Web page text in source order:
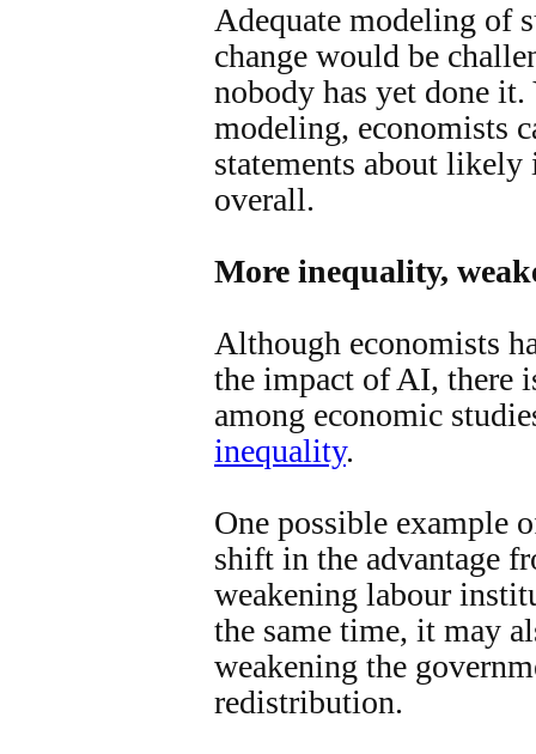
Adequate modeling of
change would be
nobody has yet done
modeling, economists
statements about likely
overall.
More inequality,
Although economists
the impact of AI, there
among economic
inequality.
One possible example
shift in the advantage
weakening labour
the same time, it may
weakening the
redistribution.